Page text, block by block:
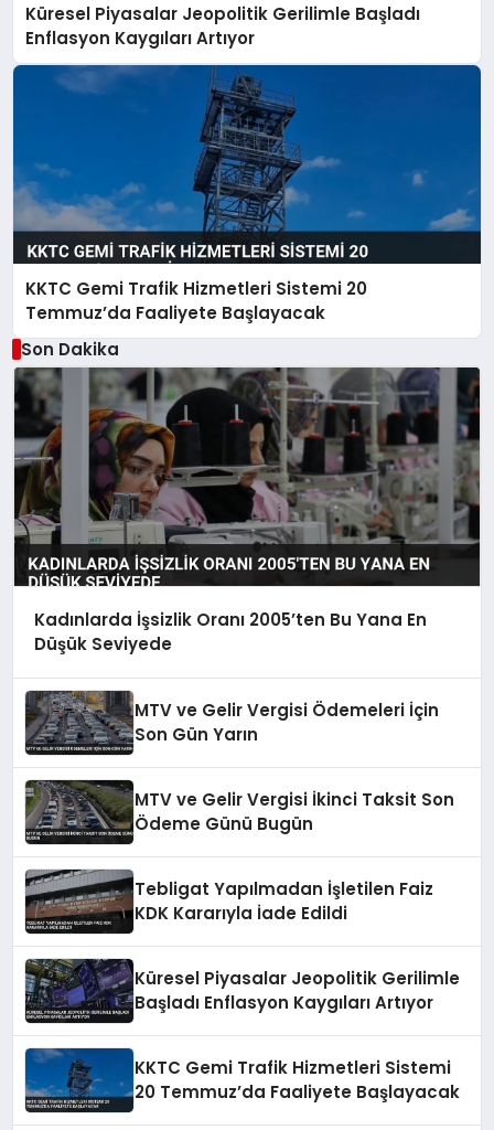
Küresel Piyasalar Jeopolitik Gerilimle Başladı
Enflasyon Kaygıları Artıyor
KKTC Gemi Trafik Hizmetleri Sistemi 20
Temmuz’da Faaliyete Başlayacak
Son Dakika
Kadınlarda İşsizlik Oranı 2005’ten Bu Yana En
Düşük Seviyede
MTV ve Gelir Vergisi Ödemeleri İçin
Son Gün Yarın
MTV ve Gelir Vergisi İkinci Taksit Son
Ödeme Günü Bugün
Tebligat Yapılmadan İşletilen Faiz
KDK Kararıyla İade Edildi
Küresel Piyasalar Jeopolitik Gerilimle
Başladı Enflasyon Kaygıları Artıyor
KKTC Gemi Trafik Hizmetleri Sistemi
20 Temmuz’da Faaliyete Başlayacak